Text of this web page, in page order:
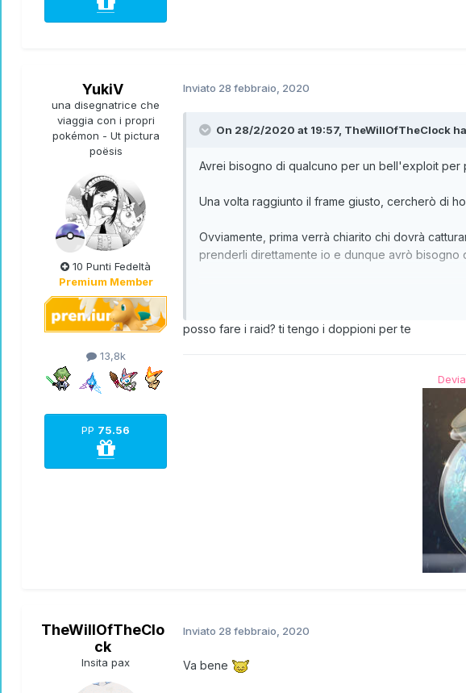
YukiV
una disegnatrice che
viaggia con i propri
pokémon - Ut pictura
poësis
10 Punti Fedeltà
Premium Member
13,8k
PP 75.56
Inviato 28 febbraio, 2020
On 28/2/2020 at 19:57, TheWillOfTheClock
Avrei bisogno di qualcuno per un bell'exploit per
Una volta raggiunto il frame giusto, cercherò di
Ovviamente, prima verrà chiarito chi dovrà
prenderli direttamente io e dunque avrò bisogno
posso fare i raid? ti tengo i doppioni per te
TheWillOfTheClo
ck
Insita pax
Inviato 28 febbraio, 2020
Va bene